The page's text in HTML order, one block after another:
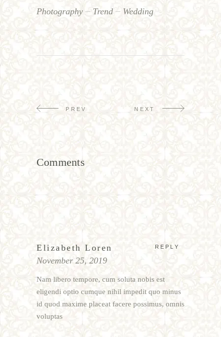
Photography Trend Wedding
PREV NEXT
Comments
Elizabeth Loren REPLY
November 25, 2019
Nam libero tempore, cum soluta nobis est
eligendi optio cumque nihil impedit quo minus
id quod maxime placeat facere possimus, omnis
voluptas